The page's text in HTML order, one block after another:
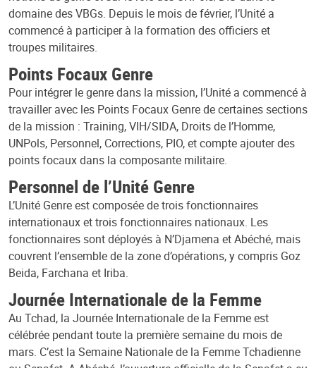
domaine des VBGs. Depuis le mois de février, l’Unité a
commencé à participer à la formation des officiers et
troupes militaires.
Points Focaux Genre
Pour intégrer le genre dans la mission, l’Unité a commencé à
travailler avec les Points Focaux Genre de certaines sections
de la mission : Training, VIH/SIDA, Droits de l’Homme,
UNPols, Personnel, Corrections, PIO, et compte ajouter des
points focaux dans la composante militaire.
Personnel de l’Unité Genre
L’Unité Genre est composée de trois fonctionnaires
internationaux et trois fonctionnaires nationaux. Les
fonctionnaires sont déployés à N’Djamena et Abéché, mais
couvrent l’ensemble de la zone d’opérations, y compris Goz
Beida, Farchana et Iriba.
Journée Internationale de la Femme
Au Tchad, la Journée Internationale de la Femme est
célébrée pendant toute la première semaine du mois de
mars. C’est la Semaine Nationale de la Femme Tchadienne